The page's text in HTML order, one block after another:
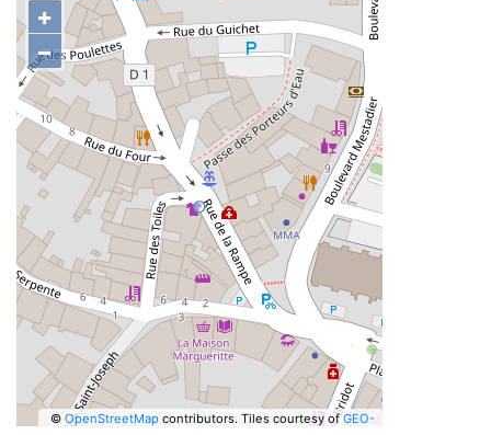
+
−
© OpenStreetMapcontributors. Tiles courtesy ofGEO-